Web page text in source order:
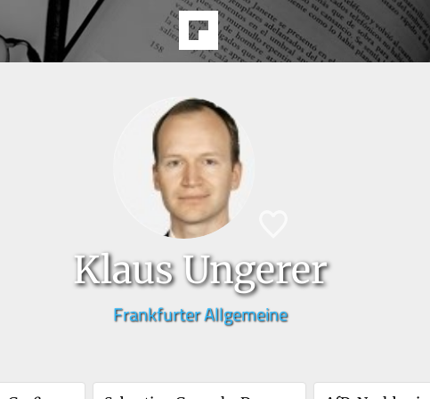
Klaus Ungerer
Frankfurter Allgemeine